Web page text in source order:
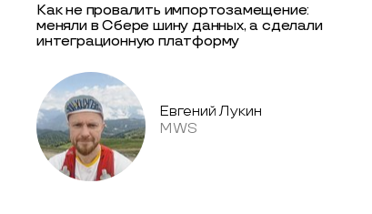
Как не провалить импортозамещение:
меняли в Сбере шину данных, а сделали
интеграционную платформу
Евгений Лукин
MWS